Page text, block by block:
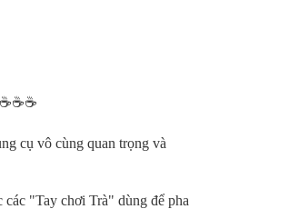
cụ vô cùng quan trọng và
"Tay chơi Trà" dùng để pha